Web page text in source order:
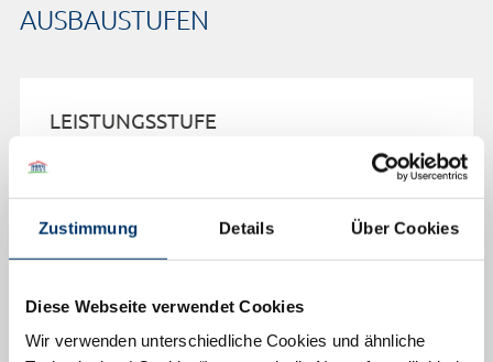
Zustimmung Details Über Cookies
Diese Webseite verwendet Cookies
Wir verwenden unterschiedliche Cookies und ähnliche
AUSBAUSTUFEN
LEISTUNGSSTUFE
BELAGSFERTIG
Preis auf Anfrage
SCHLÜSSELFERTIG